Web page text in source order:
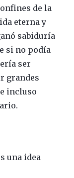
de la
eterna y
sabiduría
si no podía
ser
grandes
incluso
una idea